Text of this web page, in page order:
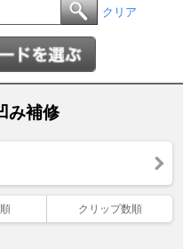
クリア
み補修
クリップ数順